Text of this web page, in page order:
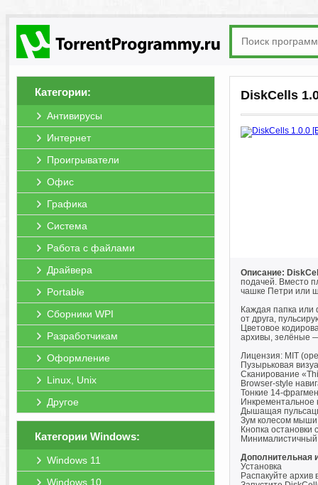
Категории:
Антивирусы
Интернет
Проигрыватели
Офис
Графика
Система
Работа с файлами
Драйвера
Portable
Сборники WPI
Разработчикам
Оформление
Linux, Unix
Другое
Категории Windows:
Windows 11
Windows 10
DiskCells
Описание:
подачей. Вместо
чашке Петри или
Каждая папка или
от друга,
Цветовое
архивы, зелёные
Лицензия: MIT
Пузырьковая
Сканирование
Browser-style
Тонкие 14-
Инкрементальное
Дышащая
Зум колесом мыши,
Кнопка остановки
Дополнительная
Установка
Распакуйте